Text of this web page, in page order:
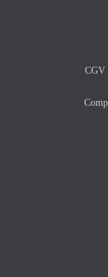
CGV